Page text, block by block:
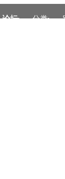
论坛 分类